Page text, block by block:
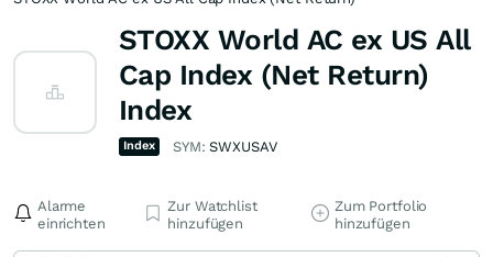
STOXX World AC ex US All
Cap Index (Net Return)
Index
Index SYM:SWXUSAV
Alarme
einrichten
Zur Watchlist
hinzufügen
Zum Portfolio
hinzufügen